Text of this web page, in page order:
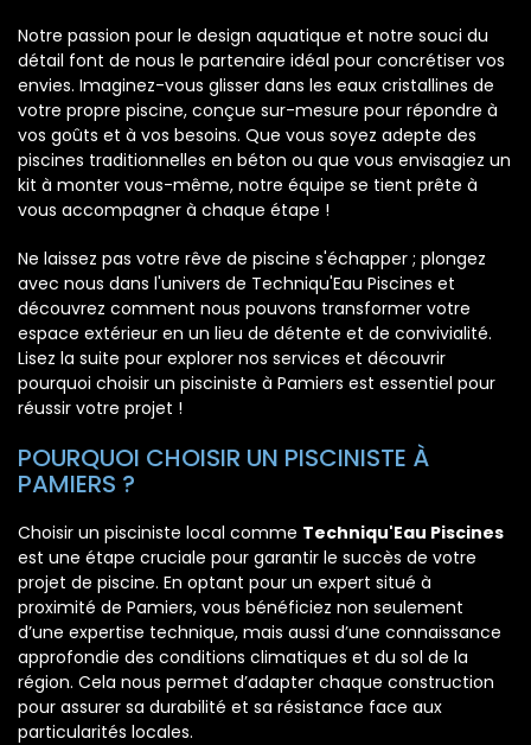
Notre passion pour le design aquatique et notre souci du
détail font de nous le partenaire idéal pour concrétiser vos
envies. Imaginez-vous glisser dans les eaux cristallines de
votre propre piscine, conçue sur-mesure pour répondre à
vos goûts et à vos besoins. Que vous soyez adepte des
piscines traditionnelles en béton ou que vous envisagiez un
kit à monter vous-même, notre équipe se tient prête à
vous accompagner à chaque étape !
Ne laissez pas votre rêve de piscine s'échapper ; plongez
avec nous dans l'univers de Techniqu'Eau Piscines et
découvrez comment nous pouvons transformer votre
espace extérieur en un lieu de détente et de convivialité.
Lisez la suite pour explorer nos services et découvrir
pourquoi choisir un pisciniste à Pamiers est essentiel pour
réussir votre projet !
POURQUOI CHOISIR UN PISCINISTE À
PAMIERS ?
Choisir un pisciniste local comme Techniqu'Eau Piscines
est une étape cruciale pour garantir le succès de votre
projet de piscine. En optant pour un expert situé à
proximité de Pamiers, vous bénéficiez non seulement
d’une expertise technique, mais aussi d’une connaissance
approfondie des conditions climatiques et du sol de la
région. Cela nous permet d’adapter chaque construction
pour assurer sa durabilité et sa résistance face aux
particularités locales.